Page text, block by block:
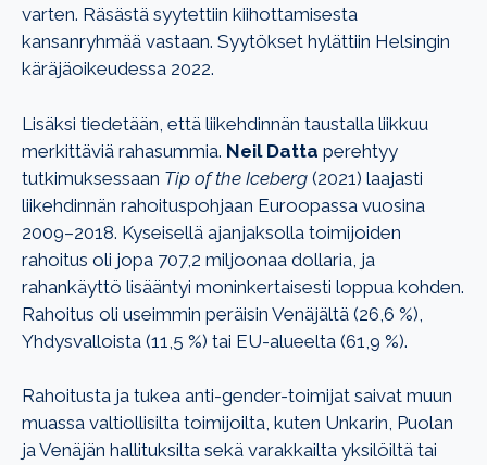
varten. Räsästä syytettiin kiihottamisesta
kansanryhmää vastaan. Syytökset hylättiin Helsingin
käräjäoikeudessa 2022.
Lisäksi tiedetään, että liikehdinnän taustalla liikkuu
merkittäviä rahasummia. Neil Datta perehtyy
tutkimuksessaan Tip of the Iceberg (2021) laajasti
liikehdinnän rahoituspohjaan Euroopassa vuosina
2009–2018. Kyseisellä ajanjaksolla toimijoiden
rahoitus oli jopa 707,2 miljoonaa dollaria, ja
rahankäyttö lisääntyi moninkertaisesti loppua kohden.
Rahoitus oli useimmin peräisin Venäjältä (26,6 %),
Yhdysvalloista (11,5 %) tai EU-alueelta (61,9 %).
Rahoitusta ja tukea anti-gender-toimijat saivat muun
muassa valtiollisilta toimijoilta, kuten Unkarin, Puolan
ja Venäjän hallituksilta sekä varakkailta yksilöiltä tai